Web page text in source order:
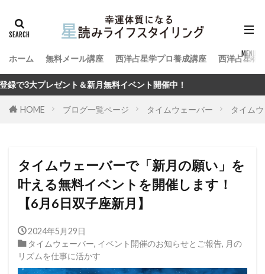
ホーム 無料メール講座 西洋占星学プロ養成講座 西洋占星術
イベント開催中！
HOME ブログ一覧ページ タイムウェーバー タイム
タイムウェーバーで「新月の願い」を
叶える無料イベントを開催します！
【6月6日双子座新月】
2024年5月29日
タイムウェーバー, イベント開催のお知らせとご報告, 月の
リズムを仕事に活かす